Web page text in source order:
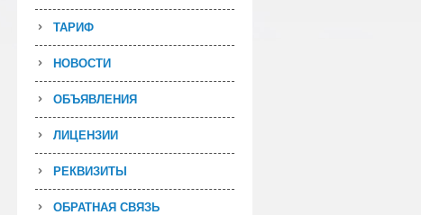
ТАРИФ
НОВОСТИ
ОБЪЯВЛЕНИЯ
ЛИЦЕНЗИИ
РЕКВИЗИТЫ
ОБРАТНАЯ СВЯЗЬ